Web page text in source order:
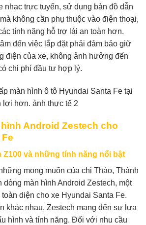
nhạc trực tuyến, sử dụng bản đồ dẫn
không cần phụ thuộc vào điện thoại,
tính năng hỗ trợ lái an toàn hơn.
đến việc lắp đặt phải đảm bảo giữ
điện của xe, không ảnh hưởng đến
chi phí đầu tư hợp lý.
Android Zestech cho
Z100 và những tính năng nổi bật
mong muốn của chị Thảo, Thành
dòng màn hình Android Zestech, một
diện cho xe Hyundai Santa Fe.
khác nhau, Zestech mang đến sự lựa
hình và tính năng. Đối với nhu cầu